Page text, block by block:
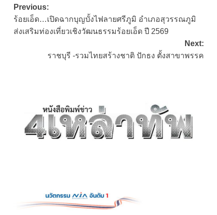
Post
navigation
Previous:
ร้อยเอ็ด…เปิดฉากบุญบั้งไฟลายศรีภูมิ อำเภอสุวรรณภูมิ
ส่งเสริมท่องเที่ยวเชิงวัฒนธรรมร้อยเอ็ด ปี 2569
Next:
ราชบุรี -รวมไทยสร้างชาติ ปักธง ตั้งสาขาพรรค